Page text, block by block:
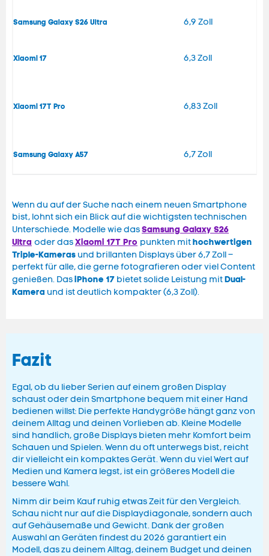
Samsung Galaxy S26 Ultra 6,9 Zoll
Xiaomi 17 6,3 Zoll
Xiaomi 17T Pro 6,83 Zoll
Samsung Galaxy A57 6,7 Zoll
Wenn du auf der Suche nach einem neuen Smartphone
bist, lohnt sich ein Blick auf die wichtigsten technischen
Unterschiede. Modelle wie dasSamsung Galaxy S26
Ultra oder dasXiaomi 17T Pro punkten mithochwertigen
Triple-Kameras und brillanten Displays über 6,7 Zoll –
perfekt für alle, die gerne fotografieren oder viel Content
genießen. DasiPhone 17 bietet solide Leistung mitDual-
Kamera und ist deutlich kompakter (6,3 Zoll).
Fazit
Egal, ob du lieber Serien auf einem großen Display
schaust oder dein Smartphone bequem mit einer Hand
bedienen willst: Die perfekte Handygröße hängt ganz von
deinem Alltag und deinen Vorlieben ab. Kleine Modelle
sind handlich, große Displays bieten mehr Komfort beim
Schauen und Spielen. Wenn du oft unterwegs bist, reicht
dir vielleicht ein kompaktes Gerät. Wenn du viel Wert auf
Medien und Kamera legst, ist ein größeres Modell die
bessere Wahl.
Nimm dir beim Kauf ruhig etwas Zeit für den Vergleich.
Schau nicht nur auf die Displaydiagonale, sondern auch
auf Gehäusemaße und Gewicht. Dank der großen
Auswahl an Geräten findest du 2026 garantiert ein
Modell, das zu deinem Alltag, deinem Budget und deinen